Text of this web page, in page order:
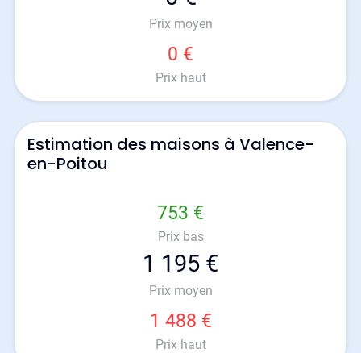
Prix moyen
0 €
Prix haut
Estimation des maisons à Valence-
en-Poitou
753 €
Prix bas
1 195 €
Prix moyen
1 488 €
Prix haut